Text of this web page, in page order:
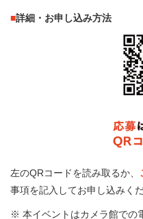
■詳細・お申し込み方法
左のQRコードを読み取るか、
事項を記入してお申し込みくだ
※ 本イベントはカメラ館での